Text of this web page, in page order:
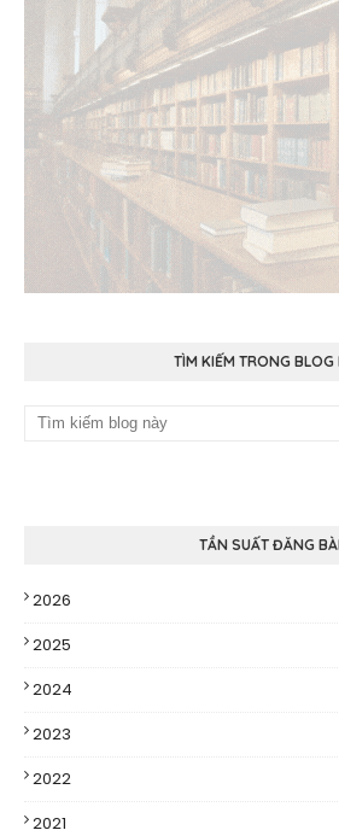
TÌM KIẾM TRONG BLOG
TẦN SUẤT ĐĂNG
2026
2025
2024
2023
2022
2021